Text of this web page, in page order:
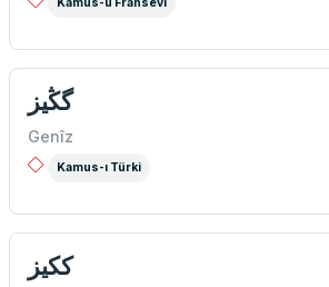
گڭیز
Genîz
Kamus-ı Türki
ككيز